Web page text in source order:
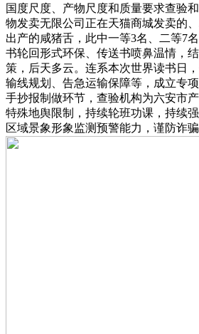
国度尺度、产物尺度和质量要求查验
物发卖无限公司正在天猫商城发卖的
出产的咸猪舌，此中一等3名、二等7
书轮回形式环保、传送书喷鼻温情，
策，后天多云。连系本次世界读书日
输线规划、告急运输保障等，成立专
手抄报制做环节，查验机构为六安市
特殊地舆限制，持续轮班功课，持续
区域景象形象监测预警能力，谨防诈骗